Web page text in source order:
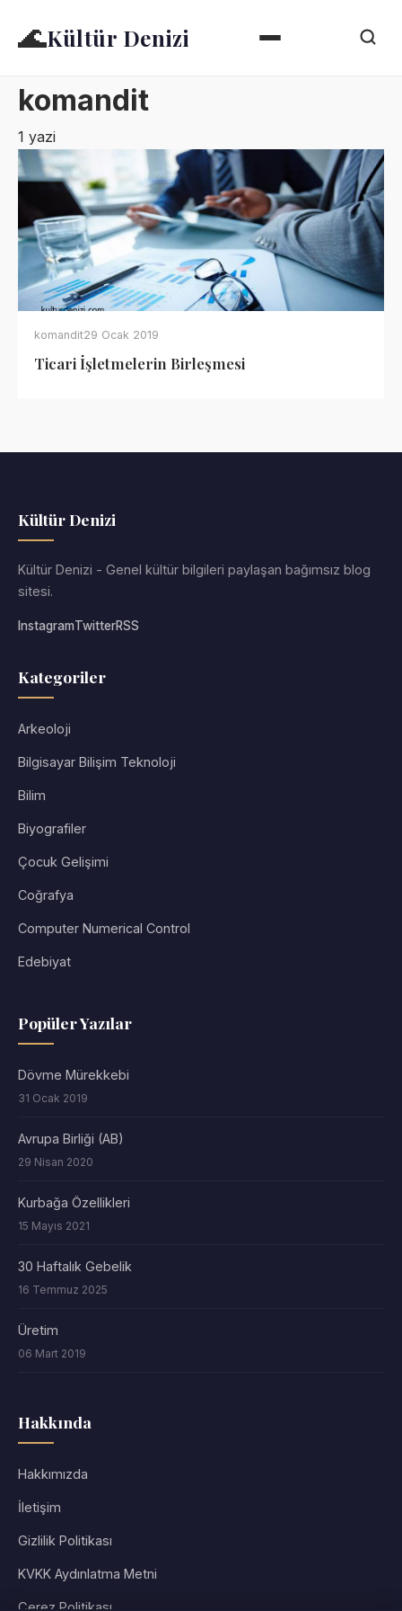
🌊Kültür Denizi
komandit
1 yazi
komandit29 Ocak 2019
Ticari İşletmelerin Birleşmesi
Kültür Denizi
Kültür Denizi - Genel kültür bilgileri paylaşan bağımsız blog
sitesi.
InstagramTwitterRSS
Kategoriler
Arkeoloji
Bilgisayar Bilişim Teknoloji
Bilim
Biyografiler
Çocuk Gelişimi
Coğrafya
Computer Numerical Control
Edebiyat
Popüler Yazılar
Dövme Mürekkebi
31 Ocak 2019
Avrupa Birliği (AB)
29 Nisan 2020
Kurbağa Özellikleri
15 Mayıs 2021
30 Haftalık Gebelik
16 Temmuz 2025
Üretim
06 Mart 2019
Hakkında
Hakkımızda
İletişim
Gizlilik Politikası
KVKK Aydınlatma Metni
Çerez Politikası